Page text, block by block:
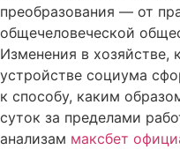
преобразования — от
общечеловеческой
Изменения в хозяйстве,
устройстве социума
к способу, каким
суток за пределами
анализам максбет